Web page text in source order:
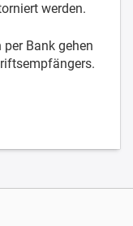
werden.
Bank gehen